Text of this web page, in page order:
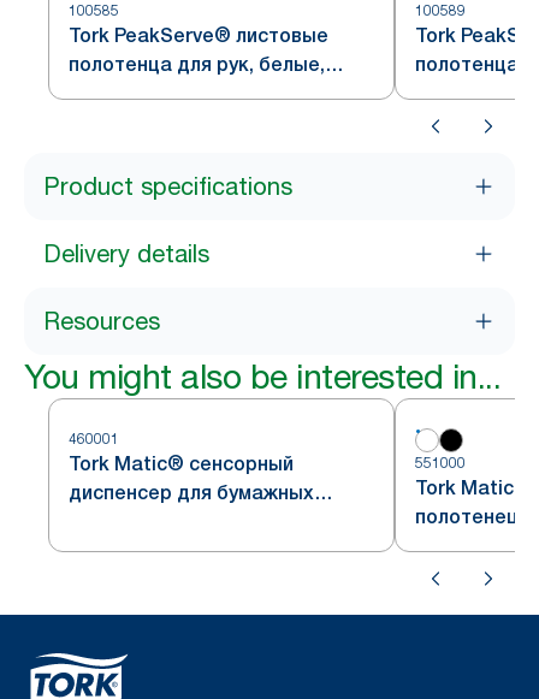
100585
Tork PeakServe® листовые
полотенца для рук, белые,
непрерывная подача, система
100589
Tork
полотенца
H5
Product specifications
Delivery details
Resources
You might also be interested in...
460001
Tork Matic® сенсорный
диспенсер для бумажных
нержавеющая сталь, система
551000
Tork Matic®
полотенец
белый,